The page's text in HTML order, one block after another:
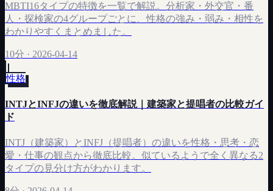
MBTI16タイプの特徴を一覧で解説。分析家・外交官・番
人・探検家の4グループごとに、性格の強み・弱み・相性を
わかりやすくまとめました。
10分 · 2026-04-14
性格
INTJとINFJの違いを徹底解説｜建築家と提唱者の比較ガイ
ド
INTJ（建築家）とINFJ（提唱者）の違いを性格・思考・恋
愛・仕事の観点から徹底比較。似ているようで全く異なる2
タイプの見分け方がわかります。